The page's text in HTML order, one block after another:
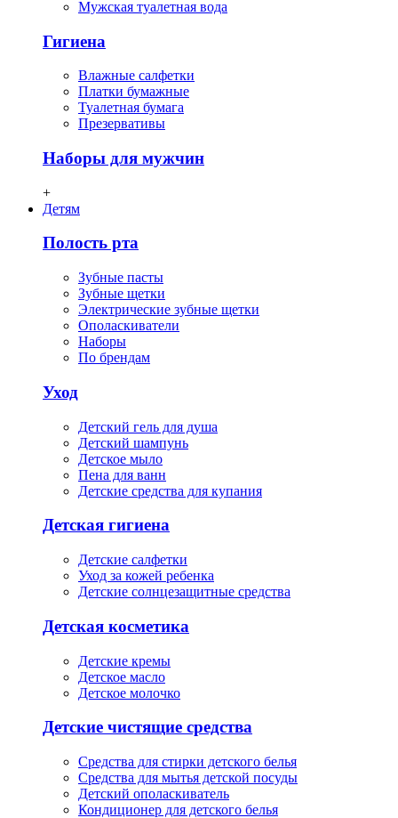
Мужская туалетная вода
Гигиена
Влажные салфетки
Платки бумажные
Туалетная бумага
Презервативы
Наборы для мужчин
+
Детям
Полость рта
Зубные пасты
Зубные щетки
Электрические зубные щетки
Ополаскиватели
Наборы
По брендам
Уход
Детский гель для душа
Детский шампунь
Детское мыло
Пена для ванн
Детские средства для купания
Детская гигиена
Детские салфетки
Уход за кожей ребенка
Детские солнцезащитные средства
Детская косметика
Детские кремы
Детское масло
Детское молочко
Детские чистящие средства
Средства для стирки детского белья
Средства для мытья детской посуды
Детский ополаскиватель
Кондиционер для детского белья